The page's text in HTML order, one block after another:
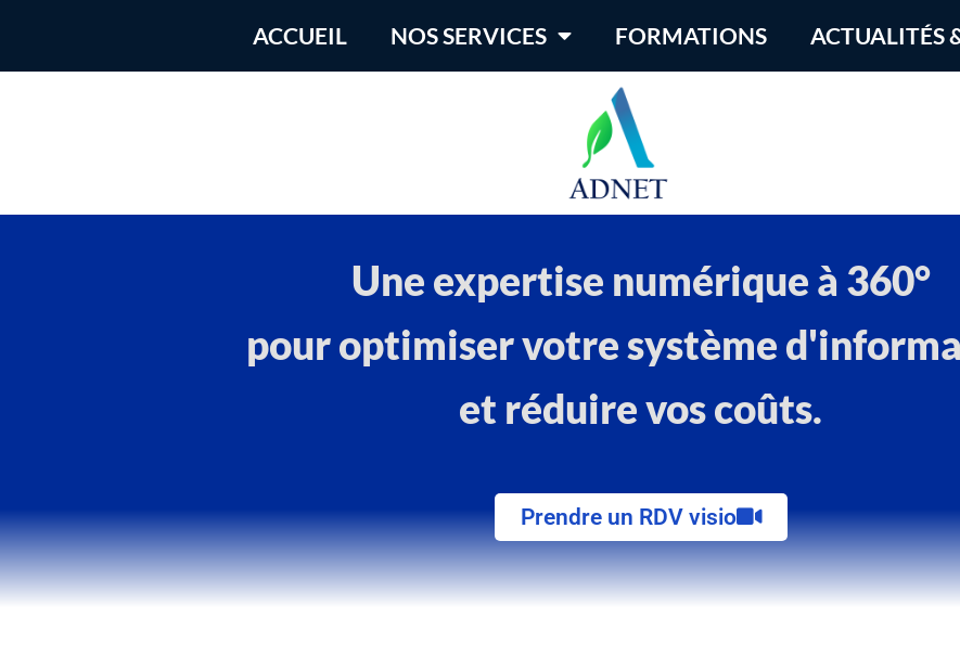
ACCUEIL NOS SERVICES FORMATIONS ACTUALITÉS
Une expertise numérique à 360°
pour optimiser votre système
et réduire vos coûts.
Prendre un RDV visio